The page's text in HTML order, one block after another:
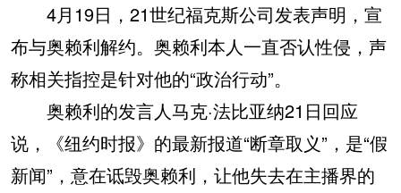
4月19日，21世纪福克斯公司发表声明，宣
布与奥赖利解约。奥赖利本人一直否认性侵，声
称相关指控是针对他的“政治行动”。
奥赖利的发言人马克·法比亚纳21日回应
说，《纽约时报》的最新报道“断章取义”，是“假
新闻”，意在诋毁奥赖利，让他失去在主播界的